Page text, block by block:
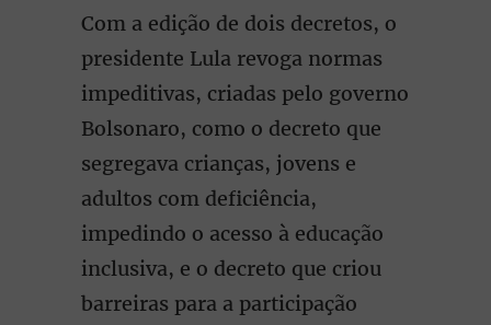
Com a edição de dois decretos, o
presidente Lula revoga normas
impeditivas, criadas pelo governo
Bolsonaro, como o decreto que
segregava crianças, jovens e
adultos com deficiência,
impedindo o acesso à educação
inclusiva, e o decreto que criou
barreiras para a participação